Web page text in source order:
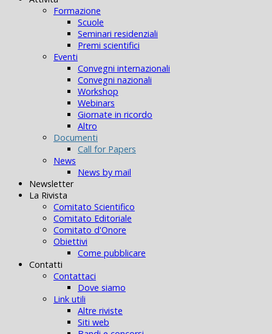
Formazione
Scuole
Seminari residenziali
Premi scientifici
Eventi
Convegni internazionali
Convegni nazionali
Workshop
Webinars
Giornate in ricordo
Altro
Documenti
Call for Papers
News
News by mail
Newsletter
La Rivista
Comitato Scientifico
Comitato Editoriale
Comitato d'Onore
Obiettivi
Come pubblicare
Contatti
Contattaci
Dove siamo
Link utili
Altre riviste
Siti web